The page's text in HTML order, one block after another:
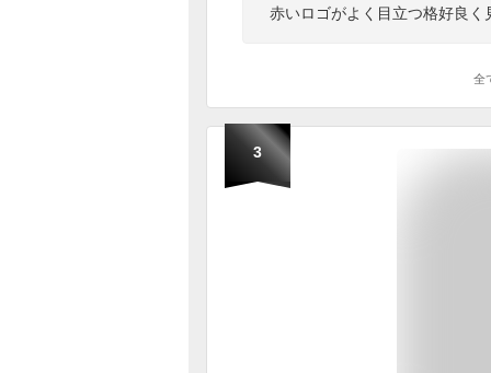
赤いロゴがよく目立つ格好良く
全
3